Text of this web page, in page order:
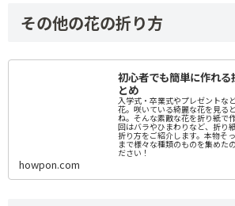
その他の花の折り方
初心者でも簡単に作れ
とめ
入学式・卒業式やプレゼントな
花。咲いている綺麗な花を見る
ね。そんな素敵な花を折り紙で
回はバラやひまわりなど、折り
折り方をご紹介します。本物そ
まで様々な種類のものを集めた
ださい！
howpon.com